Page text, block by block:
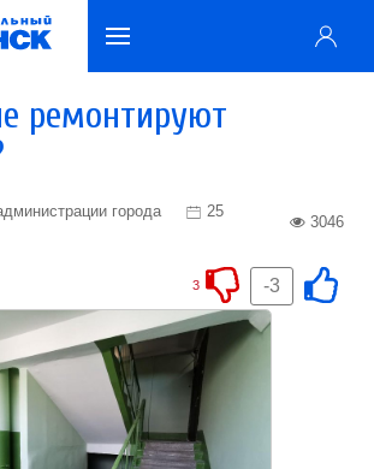
ремонтируют
города
25
3046
-3
3